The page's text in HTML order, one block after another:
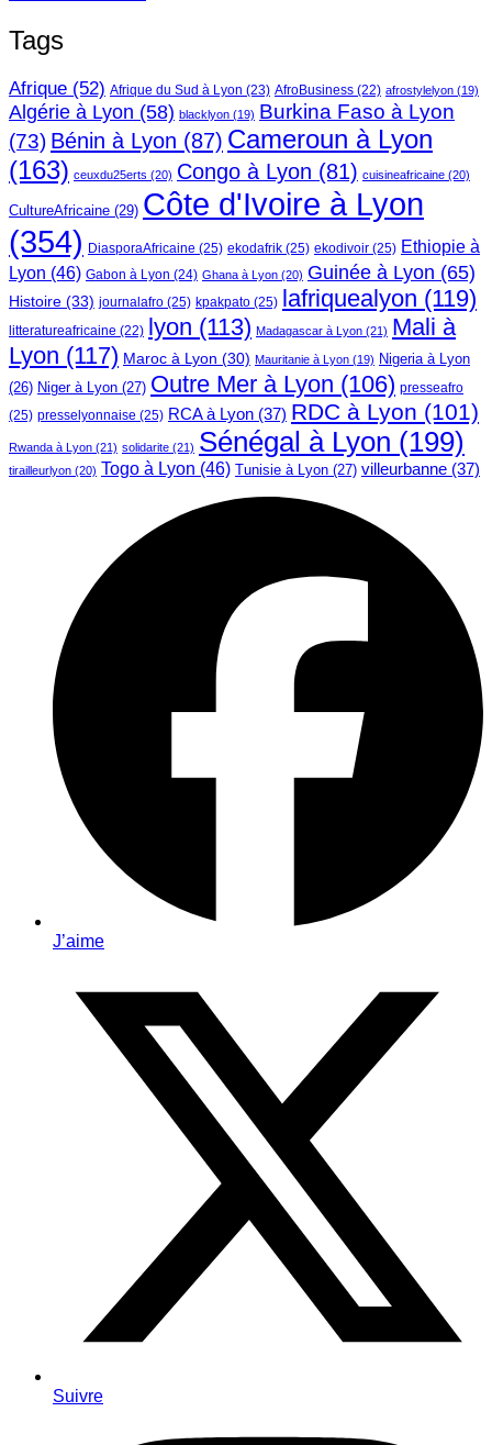
Tags
Afrique (52) Afrique du Sud à Lyon (23) AfroBusiness (22) afrostylelyon (19)
Algérie à Lyon (58) blacklyon (19) Burkina Faso à Lyon
(73) Bénin à Lyon (87) Cameroun à Lyon
(163) ceuxdu25erts (20) Congo à Lyon (81) cuisineafricaine (20)
CultureAfricaine (29) Côte d'Ivoire à Lyon
(354) DiasporaAfricaine (25) ekodafrik (25) ekodivoir (25) Ethiopie à
Lyon (46) Gabon à Lyon (24) Ghana à Lyon (20) Guinée à Lyon (65)
Histoire (33) journalafro (25) kpakpato (25) lafriquealyon (119)
litteratureafricaine (22) lyon (113) Madagascar à Lyon (21) Mali à
Lyon (117) Maroc à Lyon (30) Mauritanie à Lyon (19) Nigeria à Lyon
(26) Niger à Lyon (27) Outre Mer à Lyon (106) presseafro
(25) presselyonnaise (25) RCA à Lyon (37) RDC à Lyon (101)
Rwanda à Lyon (21) solidarite (21) Sénégal à Lyon (199)
tirailleurlyon (20) Togo à Lyon (46) Tunisie à Lyon (27) villeurbanne (37)
J’aime
Suivre